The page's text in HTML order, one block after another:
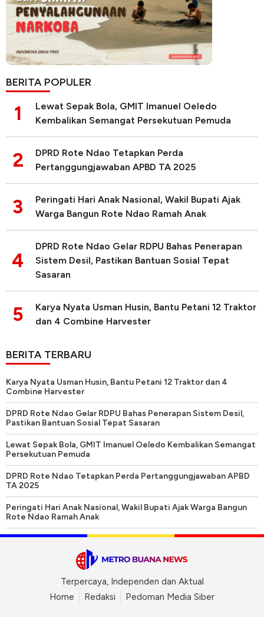
BERITA POPULER
1
Lewat Sepak Bola, GMIT Imanuel Oeledo
Kembalikan Semangat Persekutuan Pemuda
2
DPRD Rote Ndao Tetapkan Perda
Pertanggungjawaban APBD TA 2025
3
Peringati Hari Anak Nasional, Wakil Bupati Ajak
Warga Bangun Rote Ndao Ramah Anak
4
DPRD Rote Ndao Gelar RDPU Bahas Penerapan
Sistem Desil, Pastikan Bantuan Sosial Tepat
Sasaran
5
Karya Nyata Usman Husin, Bantu Petani 12 Traktor
dan 4 Combine Harvester
BERITA TERBARU
Karya Nyata Usman Husin, Bantu Petani 12 Traktor dan 4
Combine Harvester
DPRD Rote Ndao Gelar RDPU Bahas Penerapan Sistem Desil,
Pastikan Bantuan Sosial Tepat Sasaran
Lewat Sepak Bola, GMIT Imanuel Oeledo Kembalikan Semangat
Persekutuan Pemuda
DPRD Rote Ndao Tetapkan Perda Pertanggungjawaban APBD
TA 2025
Peringati Hari Anak Nasional, Wakil Bupati Ajak Warga Bangun
Rote Ndao Ramah Anak
Terpercaya, Independen dan Aktual
Home
Redaksi Pedoman Media Siber